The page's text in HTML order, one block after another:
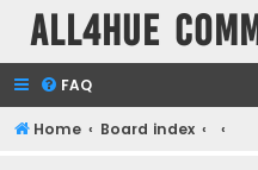
all4hue
FAQ
Home Board index